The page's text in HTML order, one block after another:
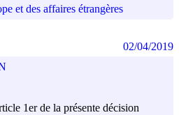
et des affaires étrangères
1er de la présente décision
02/04/2019